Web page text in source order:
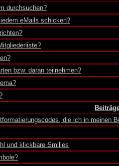
durchsuchen?
eMails schicken?
bzw. daran teilnehmen?
die ich in meinen
und klickbare Smilies